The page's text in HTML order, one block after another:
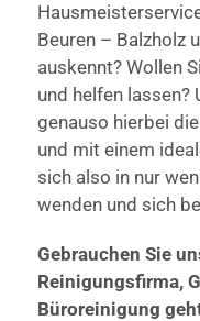
Beuren – Balzholz
auskennt? Wollen
und helfen lassen?
genauso hierbei
und mit einem
sich also in nur
wenden und sich
Gebrauchen Sie
Reinigungsfirma,
Büroreinigung